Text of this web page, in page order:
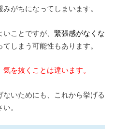
がちになってしまいます。
ことですが、 緊張感がなくな
てしまう可能性もあります。
を抜くことは違います。
いためにも、これから挙げる
。